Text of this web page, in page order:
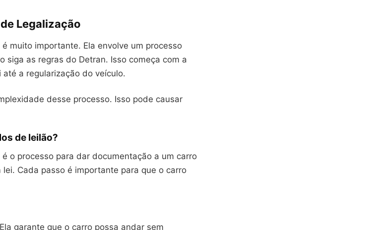
Legalização
muito importante. Ela envolve um processo
siga as regras do Detran. Isso começa com a
a regularização do veículo.
desse processo. Isso pode causar
de leilão?
o processo para dar documentação a um carro
Cada passo é importante para que o carro
garante que o carro possa andar sem